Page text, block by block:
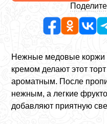
Нежные медовые коржи
кремом делают этот
ароматным. После
нежным, а легкие
добавляют приятную